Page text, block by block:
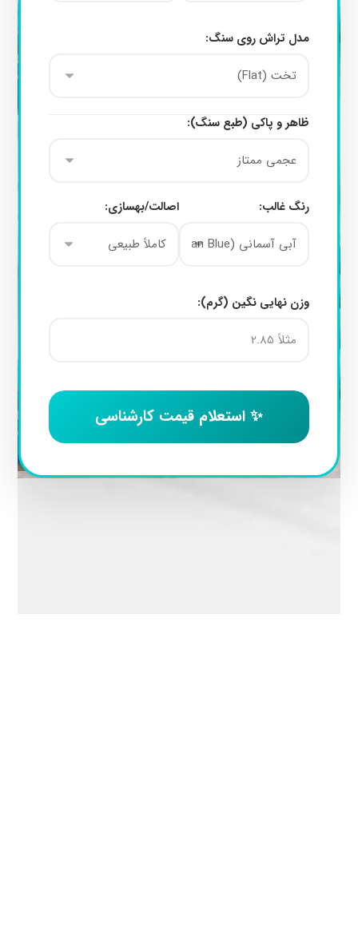
مدل تراش روی سنگ:
ظاهر و پاکی (طبع سنگ):
رنگ غالب: اصالت/بهسازی:
وزن نهایی نگین (گرم):
✨ استعلام قیمت کارشناسی